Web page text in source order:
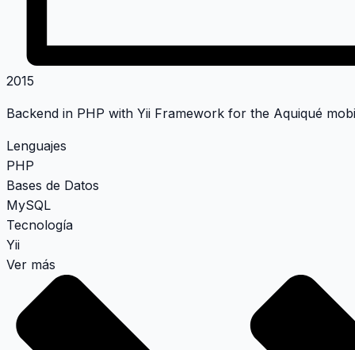
2015
Backend in PHP with Yii Framework for the Aquiqué
Lenguajes
PHP
Bases de Datos
MySQL
Tecnología
Yii
Ver más